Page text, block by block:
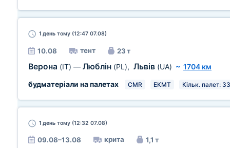
1 день тому (12:47 07.08)
10.08 тент 23 т
Верона (IT) — Люблін (PL), Львів (UA) ~ 1704 км
будматеріали на палетах
CMR EKMT Кільк. палет: 33
1 день тому (12:32 07.08)
09.08–13.08 крита 1,1 т